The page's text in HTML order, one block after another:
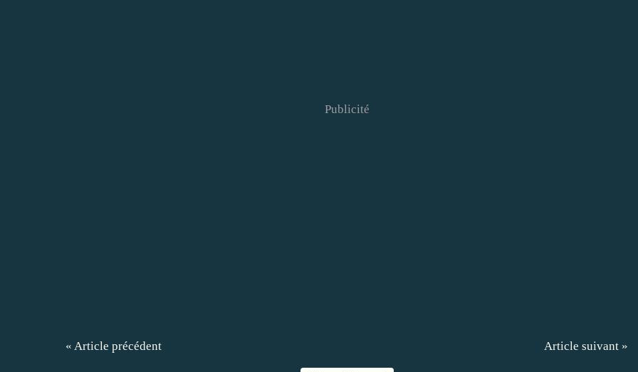
Publicité
« Article précédent Article suivant »